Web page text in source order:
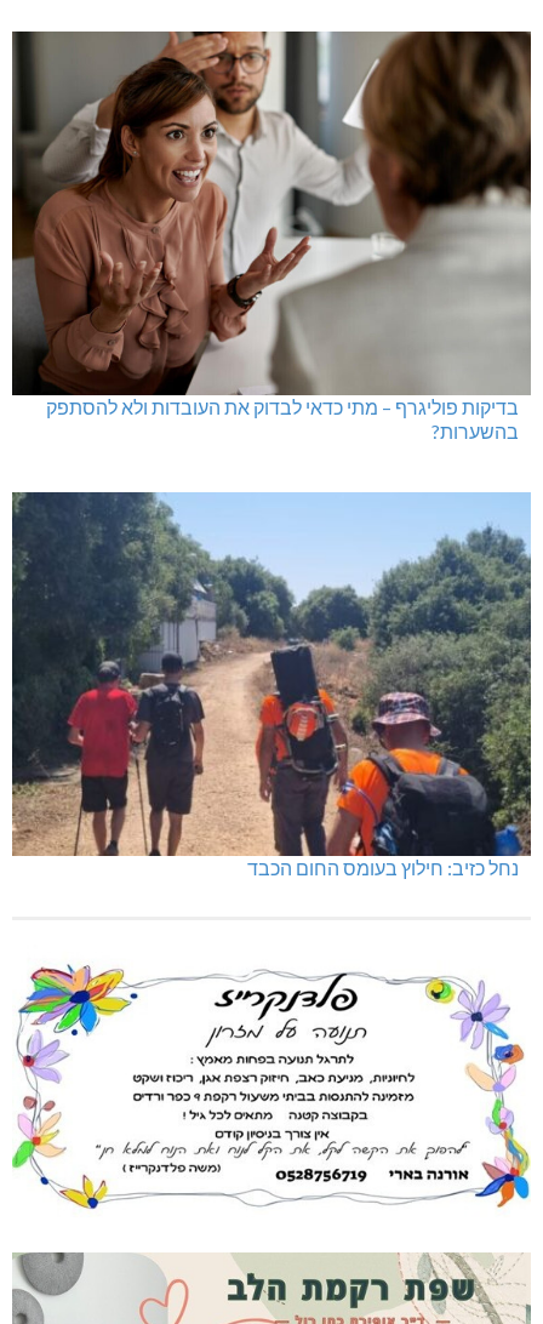
בדיקות פוליגרף – מתי כדאי לבדוק את העובדות ולא להסתפק
בהשערות?
נחל כזיב: חילוץ בעומס החום הכבד